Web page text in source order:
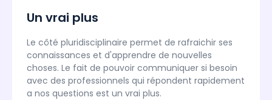
Un vrai plus
Le côté pluridisciplinaire permet de rafraichir ses
connaissances et d'apprendre de nouvelles
choses. Le fait de pouvoir communiquer si besoin
avec des professionnels qui répondent rapidement
a nos questions est un vrai plus.